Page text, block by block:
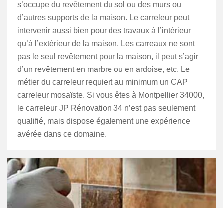
s’occupe du revêtement du sol ou des murs ou
d’autres supports de la maison. Le carreleur peut
intervenir aussi bien pour des travaux à l’intérieur
qu’à l’extérieur de la maison. Les carreaux ne sont
pas le seul revêtement pour la maison, il peut s’agir
d’un revêtement en marbre ou en ardoise, etc. Le
métier du carreleur requiert au minimum un CAP
carreleur mosaïste. Si vous êtes à Montpellier 34000,
le carreleur JP Rénovation 34 n’est pas seulement
qualifié, mais dispose également une expérience
avérée dans ce domaine.